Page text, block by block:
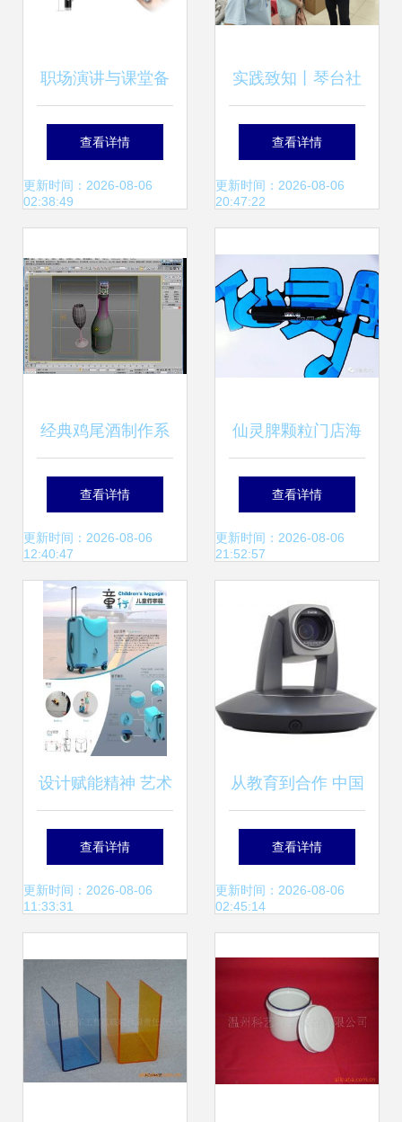
职场演讲与课堂备
受欢迎的利器——
诺非 R702 红光激
查看详情
更新时间：2026-08-06
02:38:49
实践致知丨琴台社
区暑期科普实践队
首日教学:让物理知
查看详情
更新时间：2026-08-06
20:47:22
经典鸡尾酒制作系
列教程 教学演示用
品指南
查看详情
更新时间：2026-08-06
12:40:47
仙灵脾颗粒门店海
报制作教程 手把手
教学演示分解步骤
查看详情
更新时间：2026-08-06
21:52:57
设计赋能精神 艺术
学院产品设计学生
在“弘扬蒙古马精
荣获佳绩
查看详情
更新时间：2026-08-06
11:33:31
从教育到合作 中国
供应商与教学演示
用品的定价之路
查看详情
更新时间：2026-08-06
02:45:14